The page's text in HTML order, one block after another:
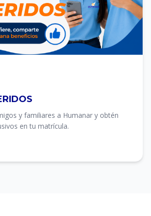
y familiares a Humanar y obtén
en tu matrícula.